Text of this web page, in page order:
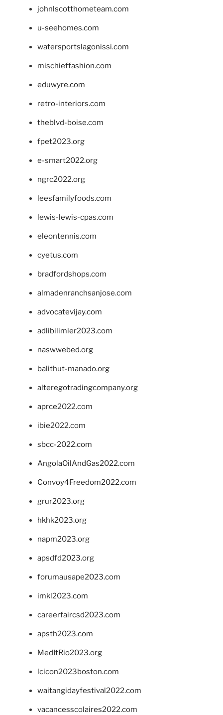
johnlscotthometeam.com
u-seehomes.com
watersportslagonissi.com
mischieffashion.com
eduwyre.com
retro-interiors.com
theblvd-boise.com
fpet2023.org
e-smart2022.org
ngrc2022.org
leesfamilyfoods.com
lewis-lewis-cpas.com
eleontennis.com
cyetus.com
bradfordshops.com
almadenranchsanjose.com
advocatevijay.com
adlibilimler2023.com
naswwebed.org
balithut-manado.org
alteregotradingcompany.org
aprce2022.com
ibie2022.com
sbcc-2022.com
AngolaOilAndGas2022.com
Convoy4Freedom2022.com
grur2023.org
hkhk2023.org
napm2023.org
apsdfd2023.org
forumausape2023.com
imkl2023.com
careerfaircsd2023.com
apsth2023.com
MedItRio2023.org
lcicon2023boston.com
waitangidayfestival2022.com
vacancesscolaires2022.com